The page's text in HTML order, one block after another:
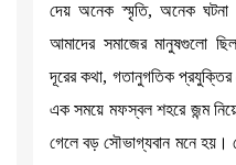
দেয় অনেক স্মৃতি, অনেক ঘটনা
আমাদের সমাজের মানুষগুলো
দূরের কথা, গতানুগতিক প্রযুক্তির
এক সময়ে মফস্বল শহরে জন্ম
গেলে বড় সৌভাগ্যবান মনে হয়।